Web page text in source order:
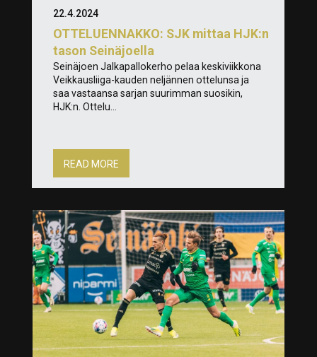
OTTELUENNAKKO: SJK mittaa HJK:n
tason Seinäjoella
22.4.2024
Seinäjoen Jalkapallokerho pelaa keskiviikkona
Veikkausliiga-kauden neljännen ottelunsa ja
saa vastaansa sarjan suurimman suosikin,
HJK:n. Ottelu...
READ MORE